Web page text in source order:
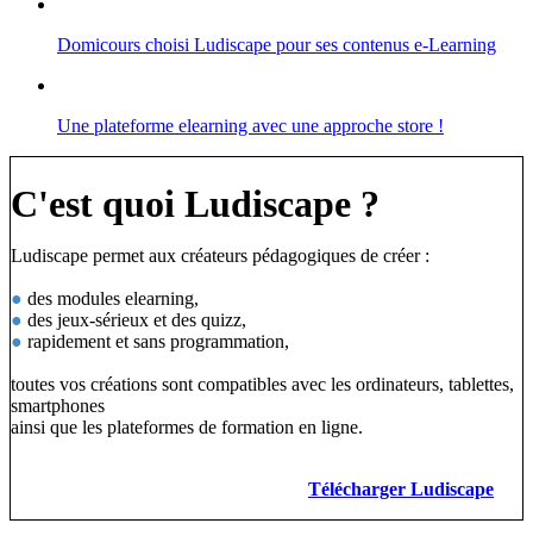
Domicours choisi Ludiscape pour ses contenus e-Learning
Une plateforme elearning avec une approche store !
C'est quoi Ludiscape ?
Ludiscape permet aux créateurs pédagogiques de créer :
● des modules elearning,
● des jeux-sérieux et des quizz,
● rapidement et sans programmation,
toutes vos créations sont compatibles avec les ordinateurs, tablettes,
smartphones
ainsi que les plateformes de formation en ligne.
Télécharger Ludiscape